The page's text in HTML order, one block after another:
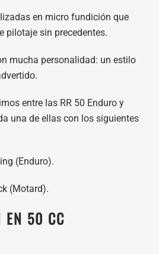
en micro fundición que
pilotaje sin precedentes.
mucha personalidad: un estilo
entre las RR 50 Enduro y
una de ellas con los siguientes
(Enduro).
(Motard).
EN 50 CC